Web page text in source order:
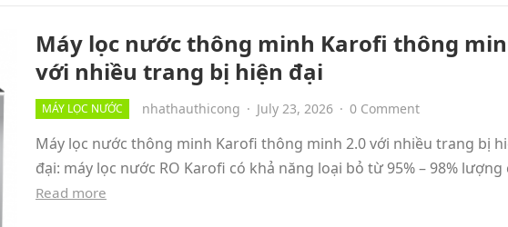
Máy lọc nước thông minh Karofi thông
với nhiều trang bị hiện đại
MÁY LỌC NƯỚC nhathauthicong · July 23, 2026 · 0 Comment
Máy lọc nước thông minh Karofi thông minh 2.0 với nhiều trang bị
đại: máy lọc nước RO Karofi có khả năng loại bỏ từ 95% – 98%
Read more